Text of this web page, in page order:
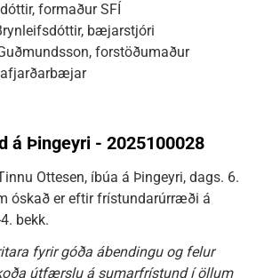
formaður SFÍ
bæjarstjóri
forstöðumaður
á Þingeyri - 2025100028
Ottesen, íbúa á Þingeyri, dags. 6.
óskað er eftir frístundarúrræði á
bekk.
fyrir góða ábendingu og felur
útfærslu á sumarfrístund í öllum